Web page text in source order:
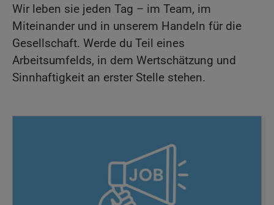
Wir leben sie jeden Tag – im Team, im
Miteinander und in unserem Handeln für die
Gesellschaft. Werde du Teil eines
Arbeitsumfelds, in dem Wertschätzung und
Sinnhaftigkeit an erster Stelle stehen.